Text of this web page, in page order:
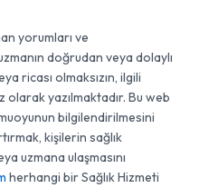
yorumları ve
doğrudan veya dolaylı
ricası olmaksızın, ilgili
olarak yazılmaktadır. Bu web
bilgilendirilmesini
kişilerin sağlık
uzmana ulaşmasını
herhangi bir Sağlık Hizmeti